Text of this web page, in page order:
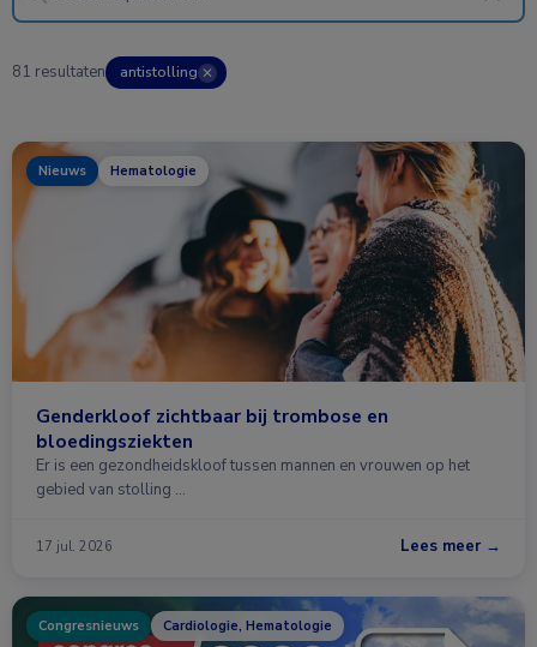
81 resultaten antistolling ✕
Nieuws Hematologie
Genderkloof zichtbaar bij trombose en
bloedingsziekten
Er is een gezondheidskloof tussen mannen en vrouwen op het
gebied van stolling …
17 jul. 2026 Lees meer →
Congresnieuws Cardiologie, Hematologie